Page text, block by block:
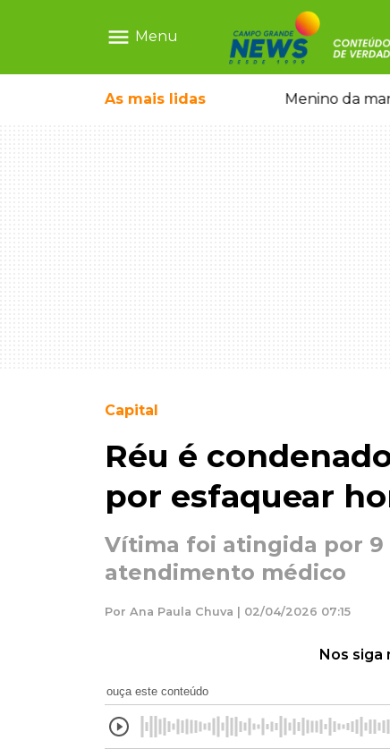
menu Menu
As mais lidas
crianças brasileiras Menino da
Capital
Réu é
por esfaquear
Vítima foi atingida por 9
atendimento médico
Por Ana Paula Chuva | 02/04/2026 07:15
Nos siga
ouça este conteúdo